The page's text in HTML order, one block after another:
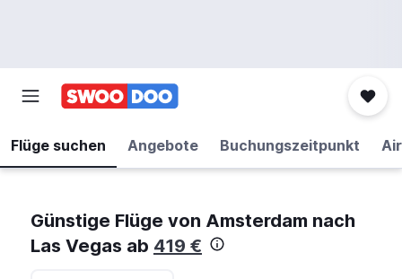
Flüge suchen Angebote Buchungszeitpunkt
Günstige Flüge von Amsterdam nach
Las Vegas ab 419 €